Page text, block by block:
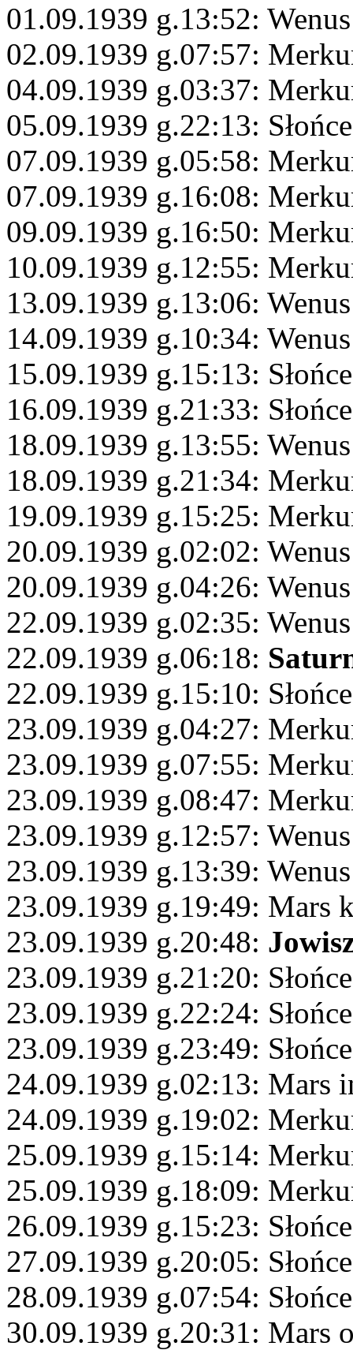
01.09.1939 g.13:52:
02.09.1939 g.07:57:
04.09.1939 g.03:37:
05.09.1939 g.22:13:
07.09.1939 g.05:58:
07.09.1939 g.16:08:
09.09.1939 g.16:50:
10.09.1939 g.12:55:
13.09.1939 g.13:06:
14.09.1939 g.10:34:
15.09.1939 g.15:13:
16.09.1939 g.21:33:
18.09.1939 g.13:55:
18.09.1939 g.21:34:
19.09.1939 g.15:25:
20.09.1939 g.02:02:
20.09.1939 g.04:26:
22.09.1939 g.02:35:
22.09.1939 g.06:18:
22.09.1939 g.15:10:
23.09.1939 g.04:27:
23.09.1939 g.07:55:
23.09.1939 g.08:47:
23.09.1939 g.12:57:
23.09.1939 g.13:39:
23.09.1939 g.19:49: Mars
23.09.1939 g.20:48:
23.09.1939 g.21:20:
23.09.1939 g.22:24:
23.09.1939 g.23:49:
24.09.1939 g.02:13: Mars
24.09.1939 g.19:02:
25.09.1939 g.15:14:
25.09.1939 g.18:09:
26.09.1939 g.15:23:
27.09.1939 g.20:05:
28.09.1939 g.07:54:
30.09.1939 g.20:31: Mars